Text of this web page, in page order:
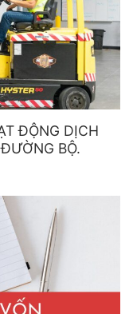
ĐỘNG DỊCH
BỘ.